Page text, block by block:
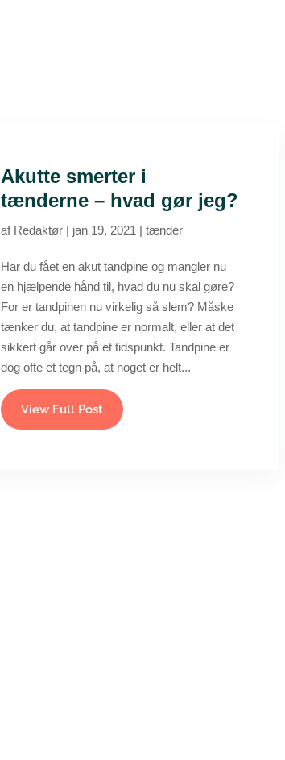
Akutte smerter i
tænderne – hvad gør jeg?
af Redaktør | jan 19, 2021 |tænder
Har du fået en akut tandpine og mangler nu
en hjælpende hånd til, hvad du nu skal gøre?
For er tandpinen nu virkelig så slem? Måske
tænker du, at tandpine er normalt, eller at det
sikkert går over på et tidspunkt. Tandpine er
dog ofte et tegn på, at noget er helt...
View Full Post